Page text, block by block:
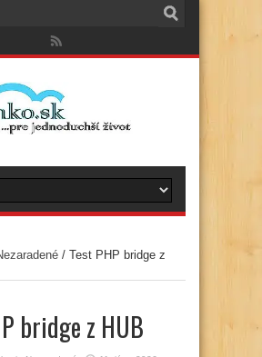
/ Test PHP bridge z
bridge z HUB